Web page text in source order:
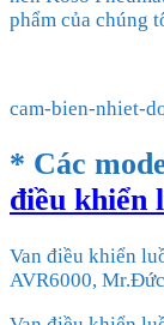
phẩm của chúng
cam-bien-nhiet-
* Các
điều khiển
Van điều khiển
AVR6000,